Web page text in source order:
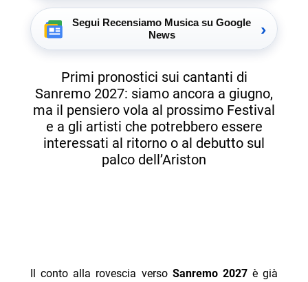
Segui Recensiamo Musica su Google
News
›
Primi pronostici sui cantanti di
Sanremo 2027: siamo ancora a giugno,
ma il pensiero vola al prossimo Festival
e a gli artisti che potrebbero essere
interessati al ritorno o al debutto sul
palco dell’Ariston
Il conto alla rovescia verso Sanremo 2027è già